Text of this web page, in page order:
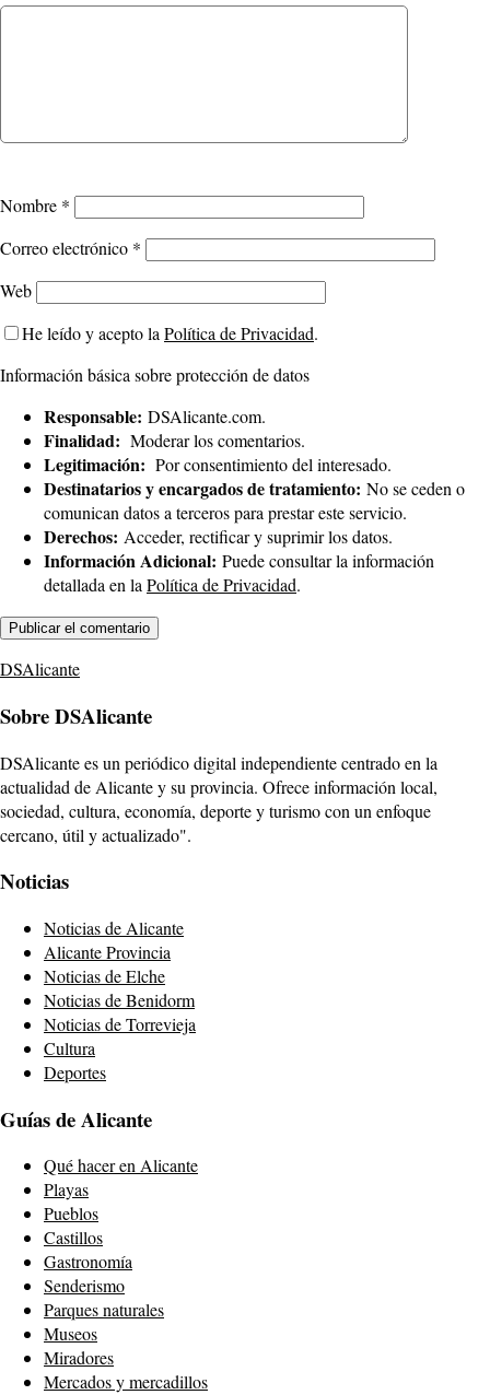
Nombre *
Correo electrónico *
Web
He leído y acepto la Política de Privacidad.
Información básica sobre protección de datos
Responsable: DSAlicante.com.
Finalidad: Moderar los comentarios.
Legitimación: Por consentimiento del interesado.
Destinatarios y encargados de tratamiento: No se ceden o
comunican datos a terceros para prestar este servicio.
Derechos: Acceder, rectificar y suprimir los datos.
Información Adicional: Puede consultar la información
detallada en la Política de Privacidad.
DSAlicante
Sobre DSAlicante
DSAlicante es un periódico digital independiente centrado en la
actualidad de Alicante y su provincia. Ofrece información local,
sociedad, cultura, economía, deporte y turismo con un enfoque
cercano, útil y actualizado".
Noticias
Noticias de Alicante
Alicante Provincia
Noticias de Elche
Noticias de Benidorm
Noticias de Torrevieja
Cultura
Deportes
Guías de Alicante
Qué hacer en Alicante
Playas
Pueblos
Castillos
Gastronomía
Senderismo
Parques naturales
Museos
Miradores
Mercados y mercadillos